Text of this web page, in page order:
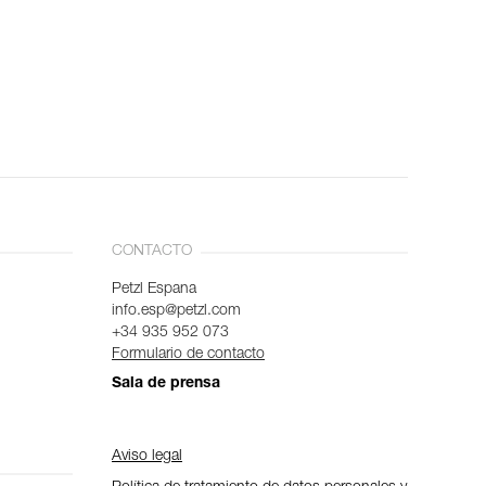
CONTACTO
Petzl Espana
info.esp@petzl.com
+34 935 952 073
Formulario de contacto
Sala de prensa
Aviso legal